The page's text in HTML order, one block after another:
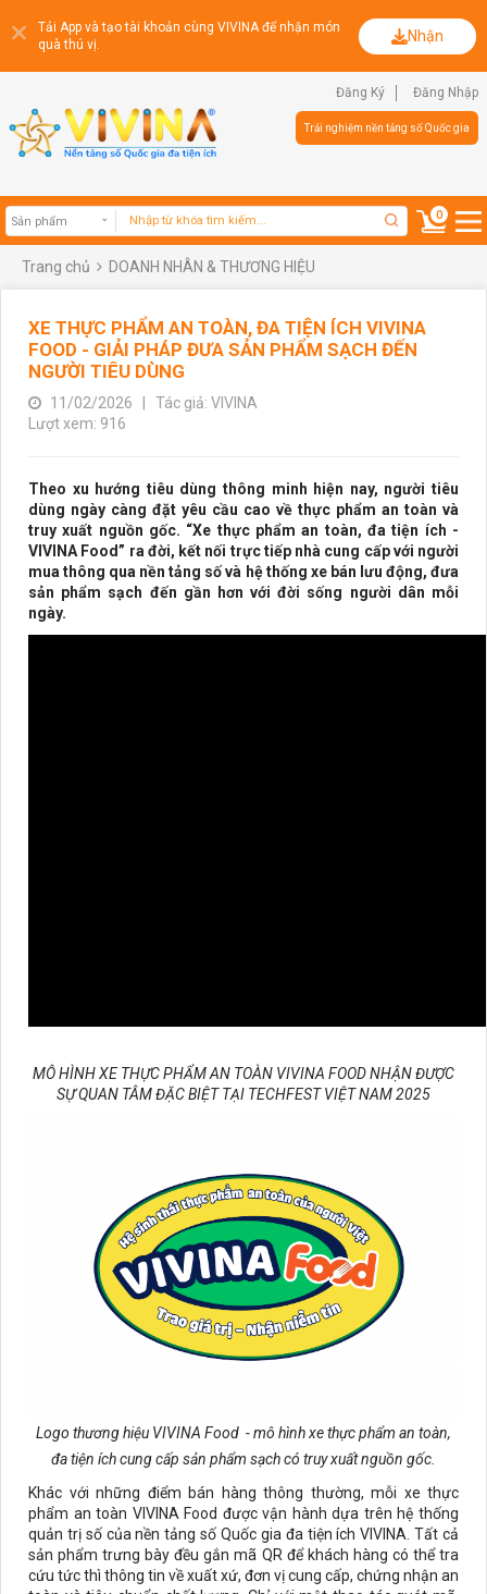
Tải App và tạo tài khoản cùng VIVINA để nhận món
quà thú vị.
Nhận
Đăng Ký Đăng Nhập
Trải nghiệm nền tảng số Quốc gia
Sản phẩm
0
Trang chủ DOANH NHÂN & THƯƠNG HIỆU
XE THỰC PHẨM AN TOÀN, ĐA TIỆN ÍCH VIVINA
FOOD - GIẢI PHÁP ĐƯA SẢN PHẨM SẠCH ĐẾN
NGƯỜI TIÊU DÙNG
11/02/2026
Tác giả: VIVINA
Lượt xem: 916
Theo xu hướng tiêu dùng thông minh hiện nay, người tiêu
dùng ngày càng đặt yêu cầu cao về thực phẩm an toàn và
truy xuất nguồn gốc. “Xe thực phẩm an toàn, đa tiện ích -
VIVINA Food” ra đời, kết nối trực tiếp nhà cung cấp với người
mua thông qua nền tảng số và hệ thống xe bán lưu động, đưa
sản phẩm sạch đến gần hơn với đời sống người dân mỗi
ngày.
MÔ HÌNH XE THỰC PHẨM AN TOÀN VIVINA FOOD NHẬN ĐƯỢC
SỰ QUAN TÂM ĐẶC BIỆT TẠI TECHFEST VIỆT NAM 2025
Logo thương hiệu VIVINA Food - mô hình xe thực phẩm an toàn,
đa tiện ích cung cấp sản phẩm sạch có truy xuất nguồn gốc.
Khác với những điểm bán hàng thông thường, mỗi xe thực
phẩm an toàn VIVINA Food được vận hành dựa trên hệ thống
quản trị số của nền tảng số Quốc gia đa tiện ích VIVINA. Tất cả
sản phẩm trưng bày đều gắn mã QR để khách hàng có thể tra
cứu tức thì thông tin về xuất xứ, đơn vị cung cấp, chứng nhận an